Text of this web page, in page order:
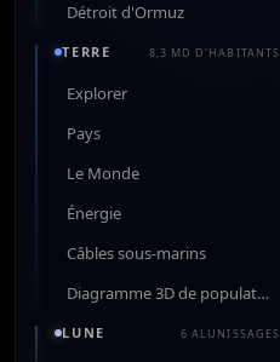
Détroit d'Ormuz
TERRE 8,3 MD D'HABITANTS
Explorer
Pays
Le Monde
Énergie
Câbles sous-marins
Diagramme 3D de population
LUNE 6 ALUNISSAGES